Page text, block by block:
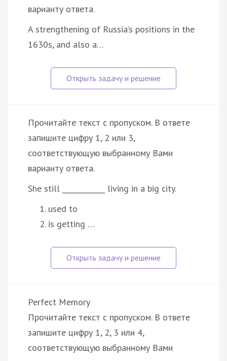
варианту ответа.
A strengthening of Russia’s positions in the
1630s, and also a…
Прочитайте текст с пропуском. В ответе
запишите цифру 1, 2 или 3,
соответствующую выбранному Вами
варианту ответа.
She still ____________ living in a big city.
used to
is getting …
Perfect Memory
Прочитайте текст с пропуском. В ответе
запишите цифру 1, 2, 3 или 4,
соответствующую выбранному Вами